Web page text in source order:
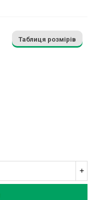
Таблиця розмірів
+